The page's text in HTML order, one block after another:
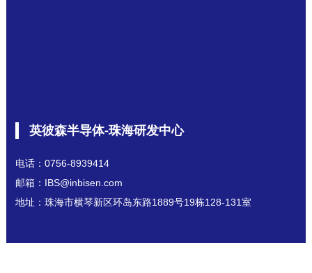
英彼森半导体-珠海研发中心
电话：0756-8939414
邮箱：IBS@inbisen.com
地址：珠海市横琴新区环岛东路1889号19栋128-131室